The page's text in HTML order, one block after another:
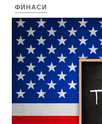
ФИНАСИ